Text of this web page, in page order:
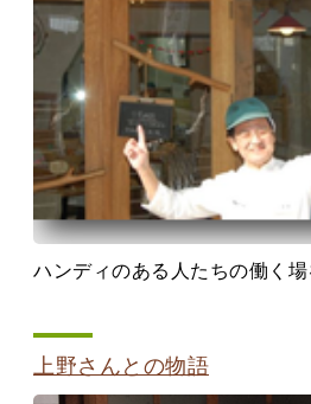
ハンディのある人たちの働く
上野さんとの物語